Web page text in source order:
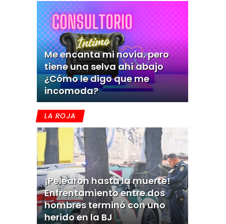
Me encanta mi novia, pero
tiene una selva ahí abajo
¿Cómo le digo que me
incomoda?
LA ROJA
¡Pelearon hasta la muerte!
Enfrentamiento entre dos
hombres terminó con uno
herido en la BJ